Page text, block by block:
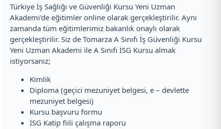
Türkiye İş Sağlığı ve Güvenliği Kursu Yeni Uzman
Akademi’de eğitimler online olarak gerçekleştirilir. Aynı
zamanda tüm eğitimlerimiz bakanlık onaylı olarak
gerçekleştirilir. Siz de Tomarza A Sınıfı İş Güvenliği Kursu
Yeni Uzman Akademi ile A Sınıfı İSG Kursu almak
istiyorsanız;
Kimlik
Diploma (geçici mezuniyet belgesi, e – devlette
mezuniyet belgesi)
Kursu başvuru formu
İSG Katip fiili çalışma raporu